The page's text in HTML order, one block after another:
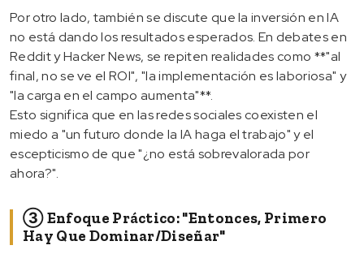
Por otro lado, también se discute que la inversión en IA
no está dando los resultados esperados. En debates en
Reddit y Hacker News, se repiten realidades como **"al
final, no se ve el ROI", "la implementación es laboriosa" y
"la carga en el campo aumenta"**.
Esto significa que en las redes sociales coexisten el
miedo a "un futuro donde la IA haga el trabajo" y el
escepticismo de que "¿no está sobrevalorada por
ahora?".
③ Enfoque Práctico: "Entonces, Primero
Hay Que Dominar/diseñar"